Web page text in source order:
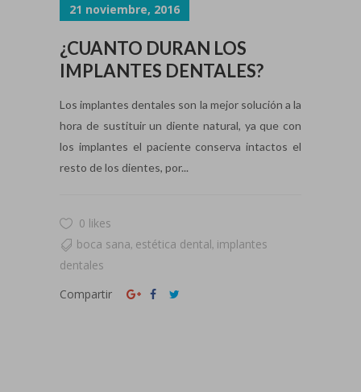
21 noviembre, 2016
¿CUANTO DURAN LOS
IMPLANTES DENTALES?
Los implantes dentales son la mejor solución a la
hora de sustituir un diente natural, ya que con
los implantes el paciente conserva intactos el
resto de los dientes, por...
0 likes
boca sana, estética dental, implantes
dentales
Compartir